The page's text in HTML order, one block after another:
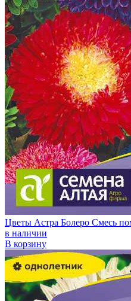
Цветы Астра Болеро Смесь
в наличии
В корзину